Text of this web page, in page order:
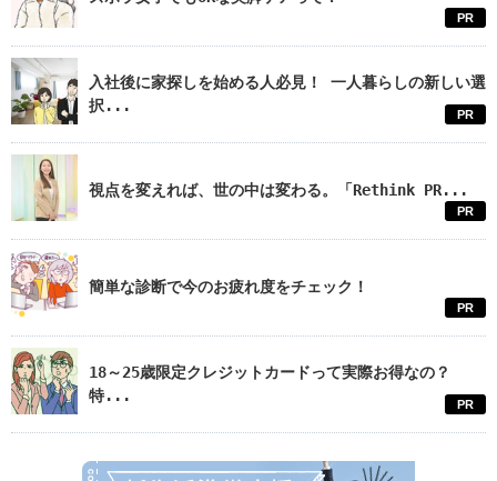
PR
入社後に家探しを始める人必見！ 一人暮らしの新しい選
択...
PR
視点を変えれば、世の中は変わる。「Rethink PR...
PR
簡単な診断で今のお疲れ度をチェック！
PR
18～25歳限定クレジットカードって実際お得なの？
特...
PR